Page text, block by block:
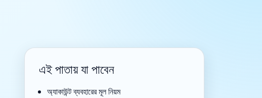
এই পাতায় যা পাবেন
অ্যাকাউন্ট ব্যবহারের মূল নিয়ম